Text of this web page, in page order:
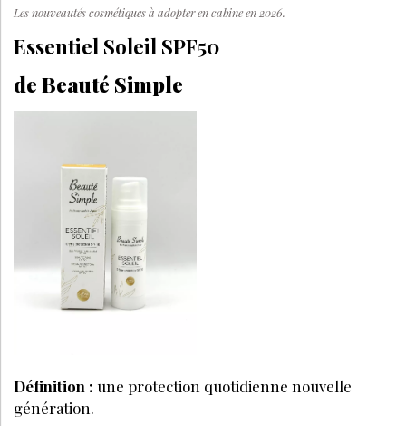
Les nouveautés cosmétiques à adopter en cabine en 2026.
Essentiel Soleil SPF50
de Beauté Simple
Définition : une protection quotidienne nouvelle
génération.